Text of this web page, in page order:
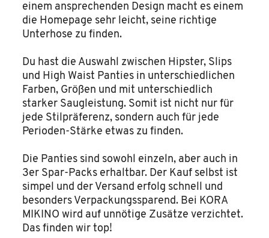
einem ansprechenden Design macht es einem
die Homepage sehr leicht, seine richtige
Unterhose zu finden.
Du hast die Auswahl zwischen Hipster, Slips
und High Waist Panties in unterschiedlichen
Farben, Größen und mit unterschiedlich
starker Saugleistung. Somit ist nicht nur für
jede Stilpräferenz, sondern auch für jede
Perioden-Stärke etwas zu finden.
Die Panties sind sowohl einzeln, aber auch in
3er Spar-Packs erhaltbar. Der Kauf selbst ist
simpel und der Versand erfolg schnell und
besonders Verpackungssparend. Bei KORA
MIKINO wird auf unnötige Zusätze verzichtet.
Das finden wir top!